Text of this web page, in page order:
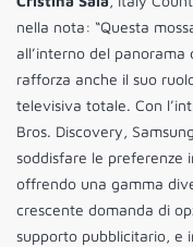
nella nota: “Questa
all’interno del
rafforza anche il suo
televisiva totale. Con
Bros. Discovery,
soddisfare le preferenze
offrendo una gamma
crescente domanda di
supporto pubblicitario, e